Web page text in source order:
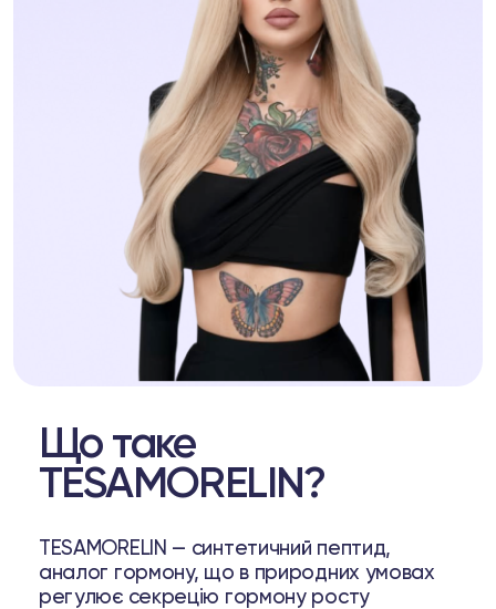
Що таке
TESAMORELIN?
TESAMORELIN — синтетичний пептид,
аналог гормону, що в природних умовах
регулює секрецію гормону росту